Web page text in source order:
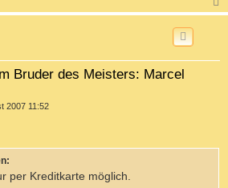
a
Bruder des Meisters: Marcel
2007 11:52
per Kreditkarte möglich.